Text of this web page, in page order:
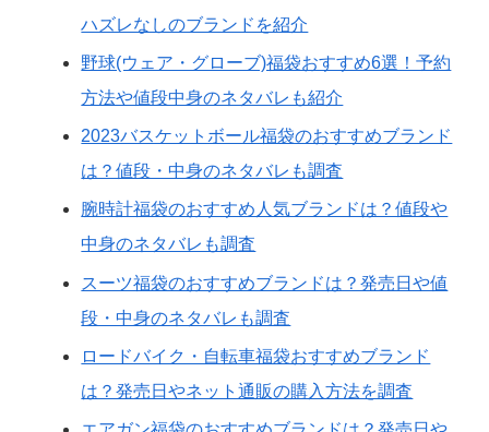
ハズレなしのブランドを紹介
野球(ウェア・グローブ)福袋おすすめ6選！予約
方法や値段中身のネタバレも紹介
2023バスケットボール福袋のおすすめブランド
は？値段・中身のネタバレも調査
腕時計福袋のおすすめ人気ブランドは？値段や
中身のネタバレも調査
スーツ福袋のおすすめブランドは？発売日や値
段・中身のネタバレも調査
ロードバイク・自転車福袋おすすめブランド
は？発売日やネット通販の購入方法を調査